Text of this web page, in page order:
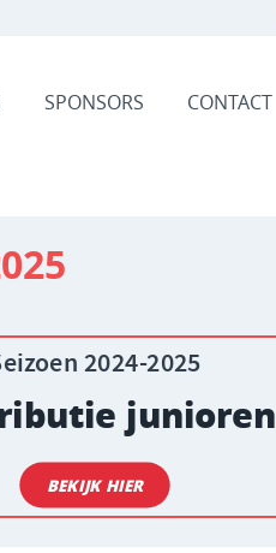
SPONSORS CONTACT
2024-2025
junioren
BEKIJK HIER